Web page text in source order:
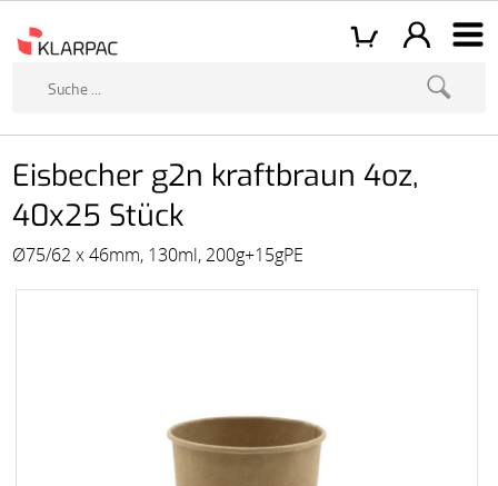
Eisbecher g2n kraftbraun 4oz,
40x25 Stück
Ø75/62 x 46mm, 130ml, 200g+15gPE